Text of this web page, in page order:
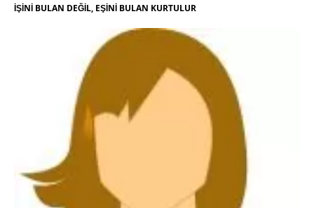
İŞİNİ BULAN DEĞİL, EŞİNİ BULAN KURTULUR